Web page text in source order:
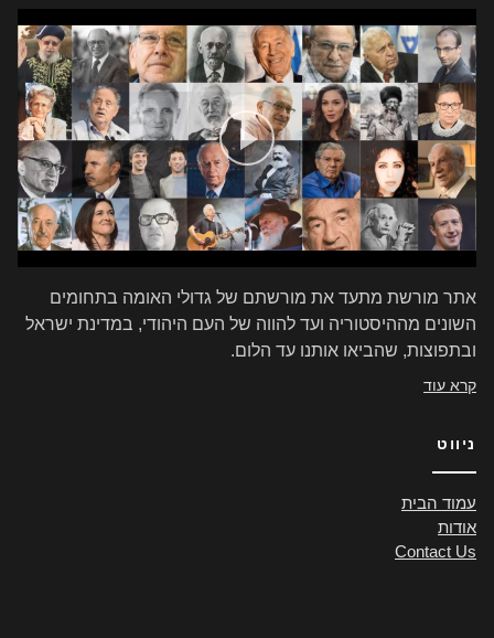
אתר מורשת מתעד את מורשתם של גדולי האומה בתחומים
השונים מההיסטוריה ועד להווה של העם היהודי, במדינת ישראל
ובתפוצות, שהביאו אותנו עד הלום.
קרא עוד
ניווט
עמוד הבית
אודות
Contact Us